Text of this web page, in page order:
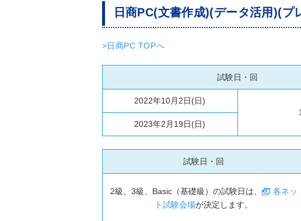
日商PC(文書作成)(データ活用)(
>日商PC TOPへ
試験日・回
2022年10月2日(日)
2023年2月19日(日)
試験日・回
2級、3級、Basic（基礎級）の試験日は、
各ネッ
ト試験会場が決定します。